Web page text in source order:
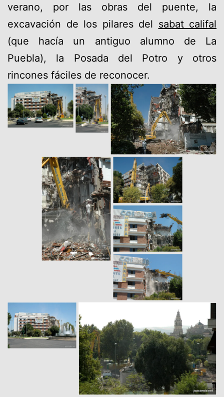
verano, por las obras del puente, la
excavación de los pilares del sabat califal
(que hacía un antiguo alumno de La
Puebla), la Posada del Potro y otros
rincones fáciles de reconocer.